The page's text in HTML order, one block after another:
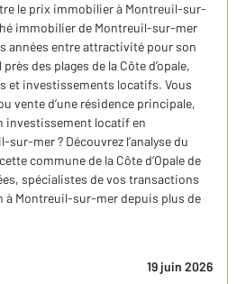
le prix immobilier à Montreuil-sur-
immobilier de Montreuil-sur-mer
années entre attractivité pour son
des plages de la Côte d’opale,
et investissements locatifs. Vous
vente d’une résidence principale,
investissement locatif en
mer ? Découvrez l’analyse du
commune de la Côte d’Opale de
spécialistes de vos transactions
à Montreuil-sur-mer depuis plus de
19 juin 2026